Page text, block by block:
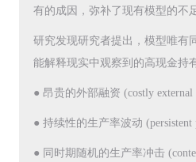
有的成因，弥补了现有模型的不
研究发现研究者提出，模型唯有
能解释现实中观察到的高现金持
● 昂贵的外部融资 (costly external
● 持续性的生产率波动 (persistent
● 同时期随机的生产率冲击